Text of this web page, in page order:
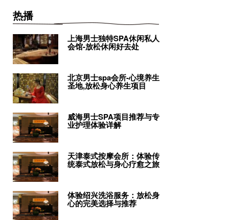
热播
上海男士独特SPA休闲私人
会馆-放松休闲好去处
北京男士spa会所-心境养生
圣地,放松身心养生项目
威海男士SPA项目推荐与专
业护理体验详解
天津泰式按摩会所：体验传
统泰式放松与身心疗愈之旅
体验绍兴洗浴服务：放松身
心的完美选择与推荐